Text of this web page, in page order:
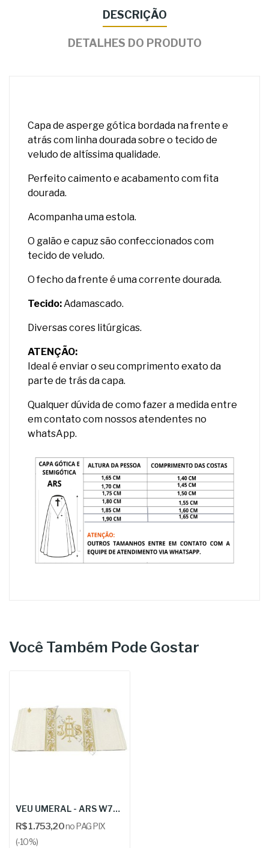
DESCRIÇÃO
DETALHES DO PRODUTO
Capa de asperge gótica bordada na frente e
atrás com linha dourada sobre o tecido de
veludo de altíssima qualidade.
Perfeito caimento e acabamento com fita
dourada.
Acompanha uma estola.
O galão e capuz são confeccionados com
tecido de veludo.
O fecho da frente é uma corrente dourada.
Tecido:Adamascado.
Diversas cores litúrgicas.
ATENÇÃO:
Ideal é enviar o seu comprimento exato da
parte de trás da capa.
Qualquer dúvida de como fazer a medida entre
em contato com nossos atendentes no
whatsApp.
Você Também Pode Gostar
VEU UMERAL - ARS W741-K25
R$ 1.753,20no PAG PIX
(-10%)